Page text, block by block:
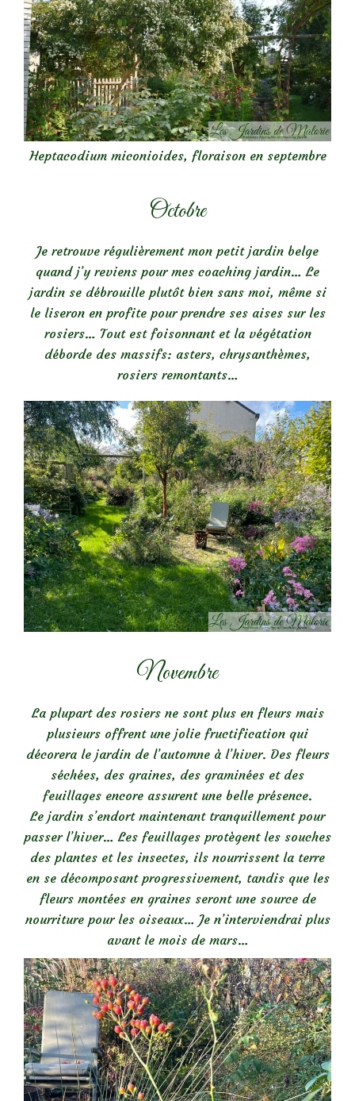
Heptacodium miconioides, floraison en septembre
Octobre
Je retrouve régulièrement mon petit jardin belge
quand j’y reviens pour mes coaching jardin… Le
jardin se débrouille plutôt bien sans moi, même si
le liseron en profite pour prendre ses aises sur les
rosiers… Tout est foisonnant et la végétation
déborde des massifs: asters, chrysanthèmes,
rosiers remontants…
Novembre
La plupart des rosiers ne sont plus en fleurs mais
plusieurs offrent une jolie fructification qui
décorera le jardin de l’automne à l’hiver. Des fleurs
séchées, des graines, des graminées et des
feuillages encore assurent une belle présence.
Le jardin s’endort maintenant tranquillement pour
passer l’hiver… Les feuillages protègent les souches
des plantes et les insectes, ils nourrissent la terre
en se décomposant progressivement, tandis que les
fleurs montées en graines seront une source de
nourriture pour les oiseaux… Je n’interviendrai plus
avant le mois de mars…